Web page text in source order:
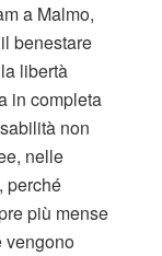
a Malmo,
benestare
libertà
in completa
non
nelle
perché
più mense
vengono